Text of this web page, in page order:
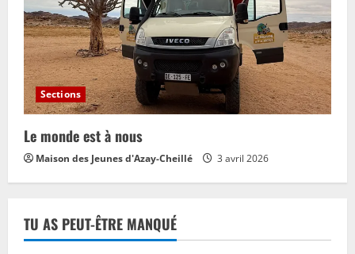
Sections
Le monde est à nous
Maison des Jeunes d'Azay-Cheillé 3 avril 2026
TU AS PEUT-ÊTRE MANQUÉ